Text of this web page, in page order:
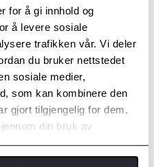
for å gi innhold og
å levere sosiale
trafikken vår. Vi deler
du bruker nettstedet
sosiale medier,
som kan kombinere den
gjort tilgjengelig for dem,
din bruk av
utstyr og informasjon for
og sensorer
Du kan være trygg på at
håndteres på forsvarlig måte i
og miljø
frontrute og EuroNCAP
som gir bedre
skadelige UV-lys